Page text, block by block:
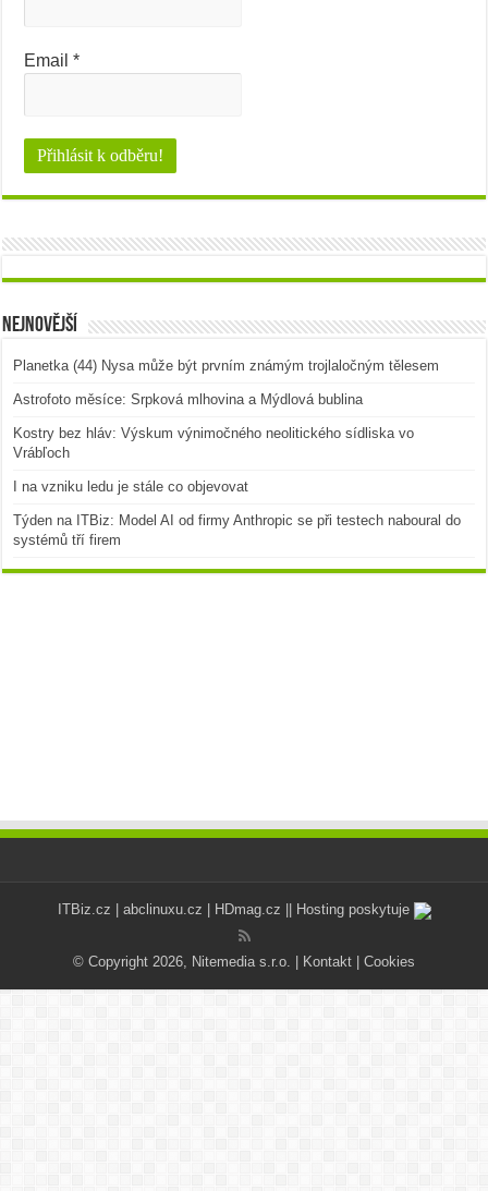
Email*
Nejnovější
Planetka (44) Nysa může být prvním známým trojlaločným tělesem
Astrofoto měsíce: Srpková mlhovina a Mýdlová bublina
Kostry bez hláv: Výskum výnimočného neolitického sídliska vo
Vrábľoch
I na vzniku ledu je stále co objevovat
Týden na ITBiz: Model AI od firmy Anthropic se při testech naboural do
systémů tří firem
ITBiz.cz abclinuxu.cz HDmag.cz || Hosting poskytuje
© Copyright 2026, Nitemedia s.r.o. | Kontakt Cookies